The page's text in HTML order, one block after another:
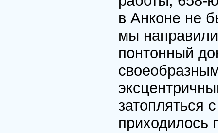
в Анконе не
мы
понтонный
затопляться
приходилось